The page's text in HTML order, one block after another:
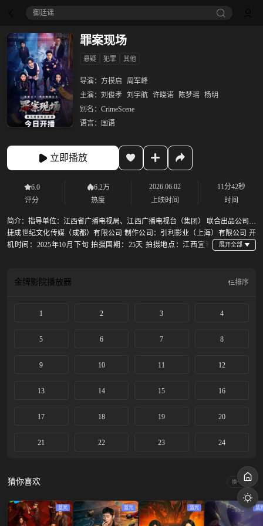
御廷谣‎
罪案现场
悬疑 犯罪 其他
导演： 方模启
周军峰
主演： 刘俊孝 刘宇航 许晓诺 陈梦瑶 杨明
别名： CrimeScene
语言：
国语
立即播放
6.0
评分
6.2万
热度
2026.06.02
上映时间
11分42秒
时间
简介：指导单位：江西省广播电视局、江西广播电视台（集团） 联合出品公司：
捷成世纪文化传媒（成都）有限公司 制作公司：引利影业（上海）有限公司 开
机时间：2025年10月下旬 拍摄国期：25天 拍摄地点：江西宜春
金牌影院播放器 排序
1 2 3 4
5 6 7 8
9 10 11 12
13 14 15 16
17 18 19 20
21 22 23 24
猜你喜欢 换一换
蓝光 蓝光 蓝光 蓝